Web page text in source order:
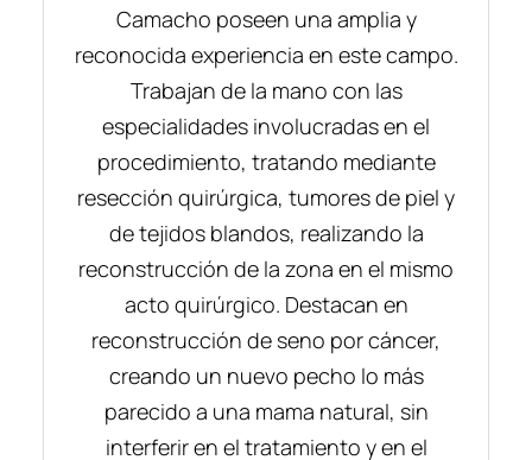
Camacho poseen una amplia y
reconocida experiencia en este campo.
Trabajan de la mano con las
especialidades involucradas en el
procedimiento, tratando mediante
resección quirúrgica, tumores de piel y
de tejidos blandos, realizando la
reconstrucción de la zona en el mismo
acto quirúrgico. Destacan en
reconstrucción de seno por cáncer,
creando un nuevo pecho lo más
parecido a una mama natural, sin
interferir en el tratamiento y en el